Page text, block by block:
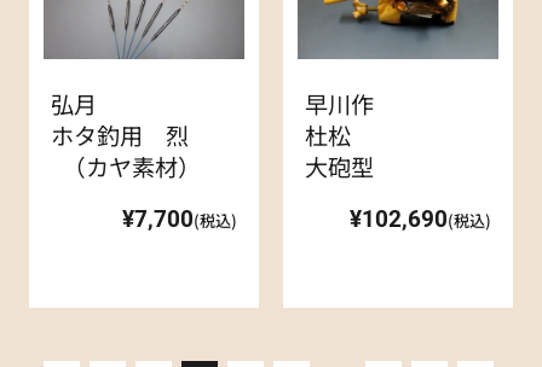
弘月
ホタ釣用 烈
（カヤ素材）
¥7,700(税込)
早川作
杜松
大砲型
¥102,690(税込)